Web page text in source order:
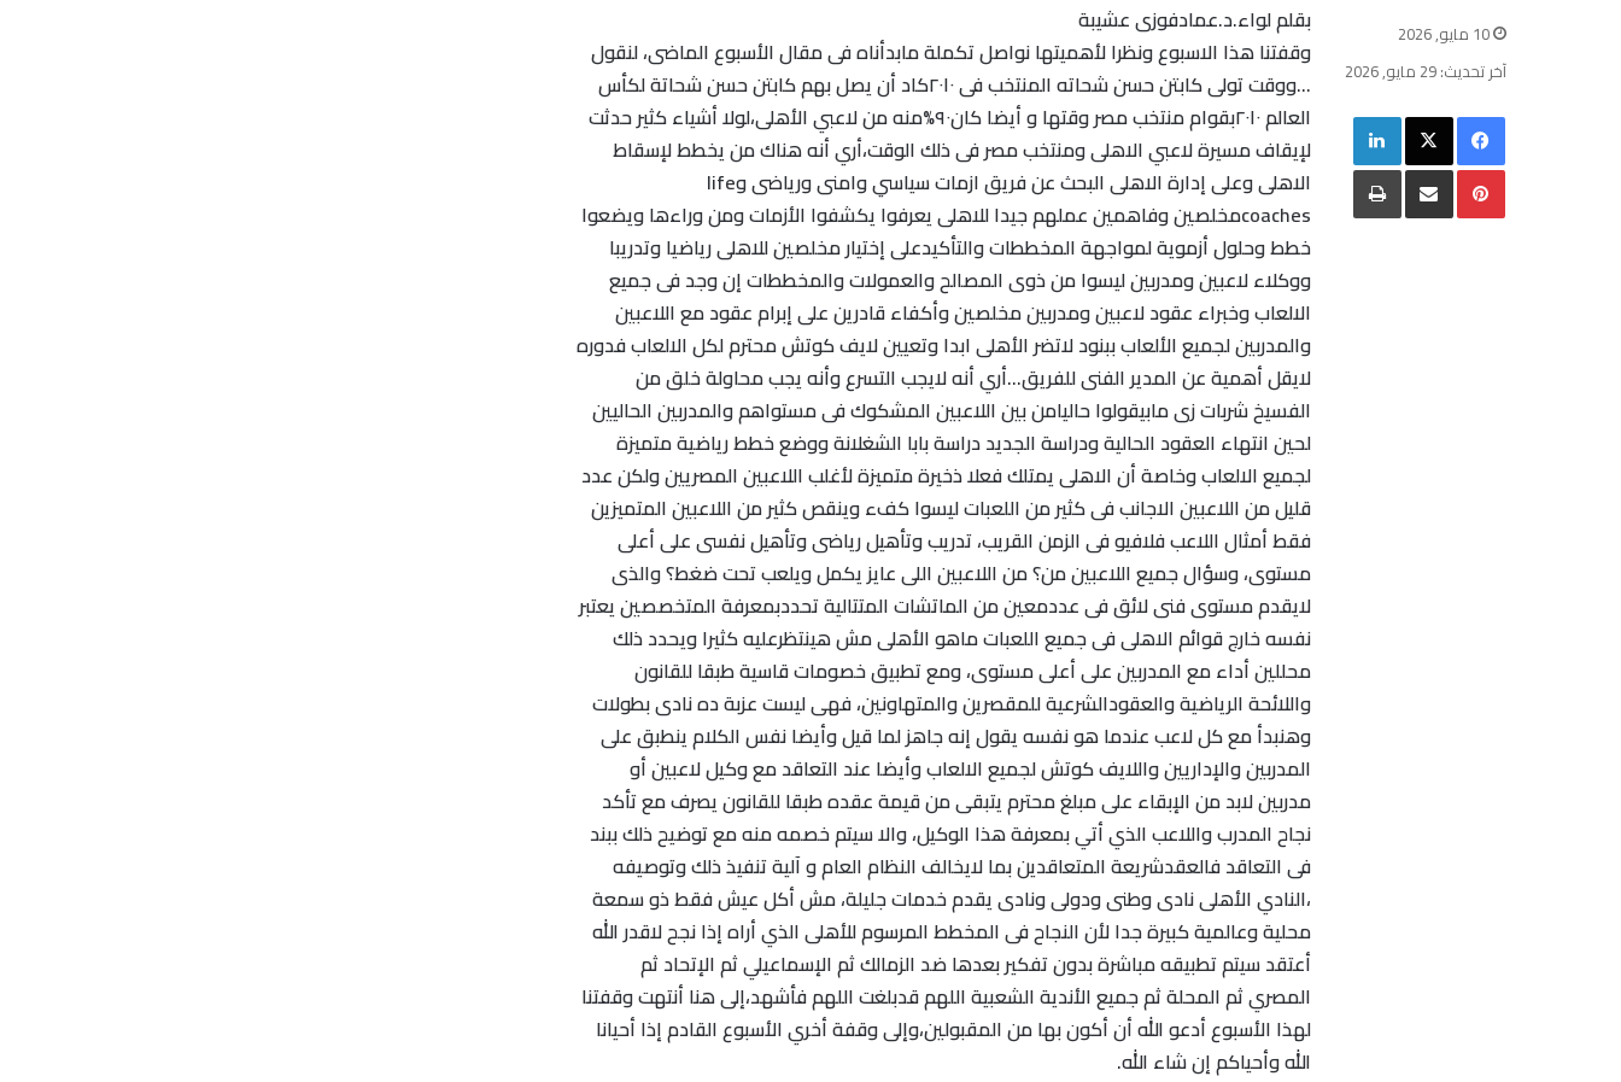
بقلم لواء.د.عمادفوزى عشيبة
وقفتنا هذا الاسبوع ونظرا لأهميتها نواصل تكملة مابدأناه فى مقال الأسبوع الماضى، لنقول
…ووقت تولى كابتن حسن شحاته المنتخب فى ٢٠١٠كاد أن يصل بهم كابتن حسن شحاتة لكأس
العالم ٢٠١٠بقوام منتخب مصر وقتها و أيضا كان٩٠%منه من لاعبي الأهلى،لولا أشياء كثير حدثت
لإيقاف مسيرة لاعبي الاهلى ومنتخب مصر فى ذلك الوقت،أري أنه هناك من يخطط لإسقاط
الاهلى وعلى إدارة الاهلى البحث عن فريق ازمات سياسي وامنى ورياضى وlife
coachesمخلصين وفاهمين عملهم جيدا للاهلى يعرفوا يكشفوا الأزمات ومن وراءها ويضعوا
خطط وحلول أزموية لمواجهة المخططات والتأكيدعلى إختيار مخلصين للاهلى رياضيا وتدريبا
ووكلاء لاعبين ومدربين ليسوا من ذوى المصالح والعمولات والمخططات إن وجد فى جميع
الالعاب وخبراء عقود لاعبين ومدربين مخلصين وأكفاء قادرين على إبرام عقود مع اللاعبين
والمدربين لجميع الألعاب ببنود لاتضر الأهلى ابدا وتعيين لايف كوتش محترم لكل الالعاب فدوره
لايقل أهمية عن المدير الفنى للفريق…أري أنه لايجب التسرع وأنه يجب محاولة خلق من
الفسيخ شربات زى مابيقولوا حاليامن بين اللاعبين المشكوك فى مستواهم والمدربين الحاليين
لحين انتهاء العقود الحالية ودراسة الجديد دراسة بابا الشغلانة ووضع خطط رياضية متميزة
لجميع الالعاب وخاصة أن الاهلى يمتلك فعلا ذخيرة متميزة لأغلب اللاعبين المصريين ولكن عدد
قليل من اللاعبين الاجانب فى كثير من اللعبات ليسوا كفء وينقص كثير من اللاعبين المتميزين
فقط أمثال اللاعب فلافيو فى الزمن القريب، تدريب وتأهيل رياضى وتأهيل نفسى على أعلى
مستوى، وسؤال جميع اللاعبين من؟ من اللاعبين اللى عايز يكمل ويلعب تحت ضغط؟ والذى
لايقدم مستوى فنى لائق فى عددمعين من الماتشات المتتالية تحددبمعرفة المتخصصين يعتبر
نفسه خارج قوائم الاهلى فى جميع اللعبات ماهو الأهلى مش هينتظرعليه كثيرا ويحدد ذلك
محللين أداء مع المدربين على أعلى مستوى، ومع تطبيق خصومات قاسية طبقا للقانون
واللائحة الرياضية والعقودالشرعية للمقصرين والمتهاونين، فهى ليست عزبة ده نادى بطولات
وهنبدأ مع كل لاعب عندما هو نفسه يقول إنه جاهز لما قيل وأيضا نفس الكلام ينطبق على
المدربين والإداريين واللايف كوتش لجميع الالعاب وأيضا عند التعاقد مع وكيل لاعبين أو
مدربين لابد من الإبقاء على مبلغ محترم يتبقى من قيمة عقده طبقا للقانون يصرف مع تأكد
نجاح المدرب واللاعب الذي أتي بمعرفة هذا الوكيل، والا سيتم خصمه منه مع توضيح ذلك ببند
فى التعاقد فالعقدشريعة المتعاقدين بما لايخالف النظام العام و آلية تنفيذ ذلك وتوصيفه
،النادي الأهلى نادى وطنى ودولى ونادى يقدم خدمات جليلة، مش أكل عيش فقط ذو سمعة
محلية وعالمية كبيرة جدا لأن النجاح فى المخطط المرسوم للأهلى الذي أراه إذا نجح لاقدر الله
أعتقد سيتم تطبيقه مباشرة بدون تفكير بعدها ضد الزمالك ثم الإسماعيلي ثم الإتحاد ثم
المصري ثم المحلة ثم جميع الأندية الشعبية اللهم قدبلغت اللهم فأشهد،إلى هنا أنتهت وقفتنا
لهذا الأسبوع أدعو الله أن أكون بها من المقبولين،وإلى وقفة أخري الأسبوع القادم إذا أحيانا
الله وأحياكم إن شاء الله.
10 مايو, 2026
آخر تحديث: 29 مايو, 2026
فيسبوك‫X
لينكدإن
بينتيريستمشاركة عبر البريد طباعة